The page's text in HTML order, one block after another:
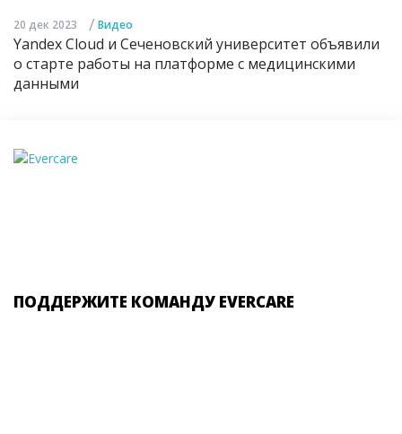
20 дек 2023 / Видео
Yandex Cloud и Сеченовский университет объявили
о старте работы на платформе с медицинскими
данными
ПОДДЕРЖИТЕ КОМАНДУ EVERCARE